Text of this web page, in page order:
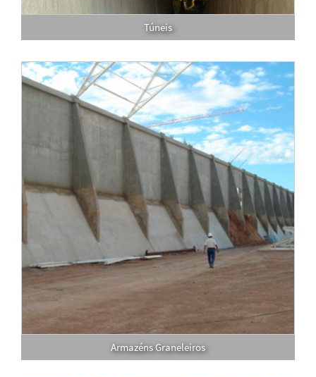
Túneis
Armazéns Graneleiros